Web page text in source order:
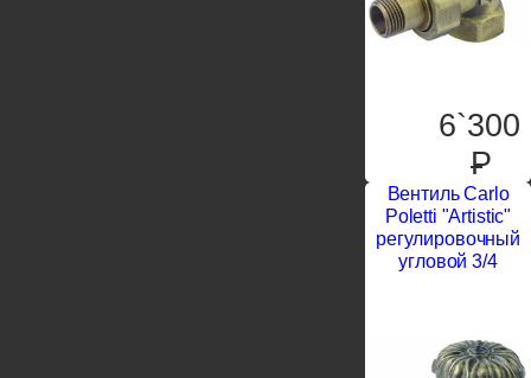
6`300
P
Вентиль Carlo
Poletti "Artistic"
регулировочный
угловой 3/4